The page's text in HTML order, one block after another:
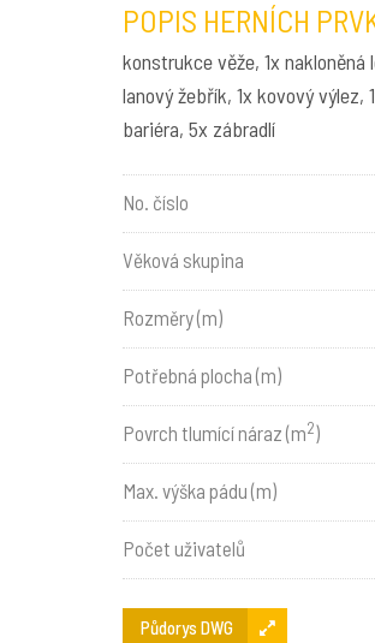
POPIS HERNÍCH
konstrukce věže, 1x nakloněná
lanový žebřík, 1x kovový výlez,
bariéra, 5x zábradlí
No. číslo
Věková skupina
Rozměry (m)
Potřebná plocha (m)
Povrch tlumící náraz (m2)
Max. výška pádu (m)
Počet uživatelů
Půdorys DWG